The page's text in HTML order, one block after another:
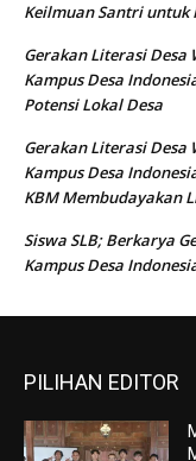
Keilmuan Santri untuk
Gerakan Literasi Desa
Kampus Desa
Potensi Lokal Desa
Gerakan Literasi Desa
Kampus Desa
KBM Membudayakan
Siswa SLB; Berkarya
Kampus Desa
PILIHAN EDITOR